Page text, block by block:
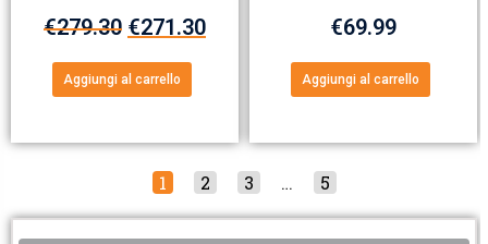
€279.30 €271.30
Aggiungi al carrello
€69.99
Aggiungi al carrello
1 2 3 … 5